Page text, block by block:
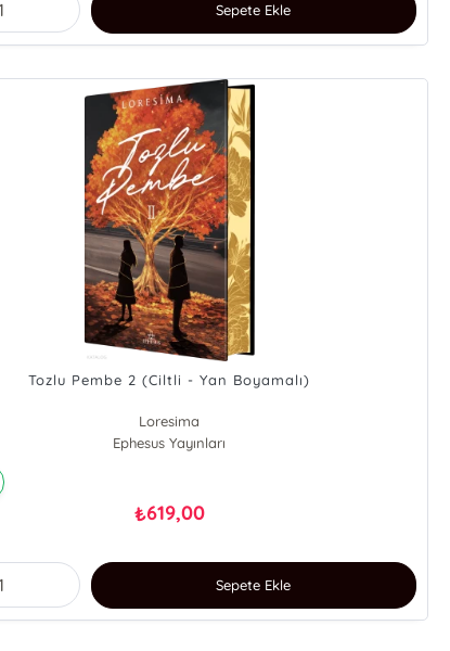
Sepete Ekle
Tozlu Pembe 2 (Ciltli - Yan Boyamalı)
Loresima
Ephesus Yayınları
₺619,00
Sepete Ekle